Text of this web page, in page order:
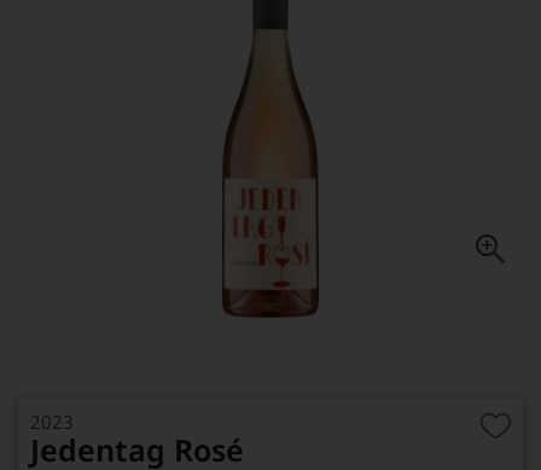
2023
Jedentag Rosé